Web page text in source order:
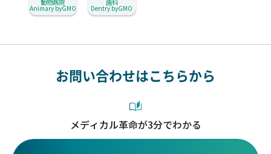
動物病院
Animary byGMO
歯科
Dentry byGMO
お問い合わせはこちらから
メディカル革命が3分でわかる